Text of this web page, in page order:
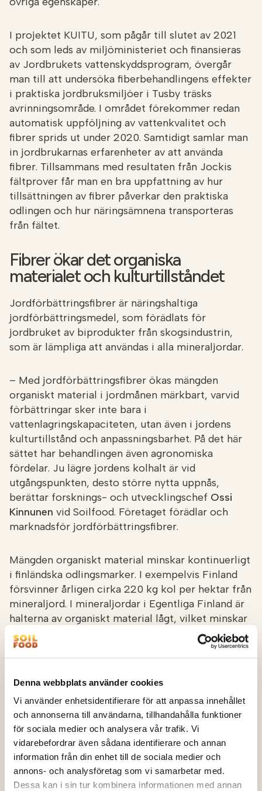
Denna webbplats använder cookies
Vi använder enhetsidentifierare för att anpassa innehållet
och annonserna till användarna, tillhandahålla funktioner
för sociala medier och analysera vår trafik. Vi
vidarebefordrar även sådana identifierare och annan
information från din enhet till de sociala medier och
annons- och analysföretag som vi samarbetar med.
Dessa kan i sin tur kombinera informationen med annan
I projektet KUITU, som pågår till slutet av 2021
och som leds av miljöministeriet och finansieras
av Jordbrukets vattenskyddsprogram, övergår
man till att undersöka fiberbehandlingens effekter
i praktiska jordbruksmiljöer i Tusby träsks
avrinningsområde. I området förekommer redan
automatisk uppföljning av vattenkvalitet och
fibrer sprids ut under 2020. Samtidigt samlar man
in jordbrukarnas erfarenheter av att använda
fibrer. Tillsammans med resultaten från Jockis
fältprover får man en bra uppfattning av hur
tillsättningen av fibrer påverkar den praktiska
odlingen och hur näringsämnena transporteras
från fältet.
Fibrer ökar det organiska
materialet och kulturtillståndet
Jordförbättringsfibrer är näringshaltiga
jordförbättringsmedel, som förädlats för
jordbruket av biprodukter från skogsindustrin,
som är lämpliga att användas i alla mineraljordar.
– Med jordförbättringsfibrer ökas mängden
organiskt material i jordmånen märkbart, varvid
förbättringar sker inte bara i
vattenlagringskapaciteten, utan även i jordens
kulturtillstånd och anpassningsbarhet. På det här
sättet har behandlingen även agronomiska
fördelar. Ju lägre jordens kolhalt är vid
utgångspunkten, desto större nytta uppnås,
berättar forsknings- och utvecklingschef Ossi
Kinnunen vid Soilfood. Företaget förädlar och
marknadsför jordförbättringsfibrer.
Mängden organiskt material minskar kontinuerligt
i finländska odlingsmarker. I exempelvis Finland
försvinner årligen cirka 220 kg kol per hektar från
mineraljord. I mineraljordar i Egentliga Finland är
halterna av organiskt material lågt, vilket minskar
absorptionen av näringsämnen och ökar således
risken för ursköljning och erosion.
– Även med odlingsmetoder, såsom ökning av
växttäcket, gödsling i rätt tid och efter behov
samt lättare bearbetningsmetoder kan man
minska förutom ursköljningen av näringsämnen,
även behovet av gödsling, då näringsämnena blir
kvar i åkern i stället för att sköljas ut till
vattendragen, tillägger Kinnunen.